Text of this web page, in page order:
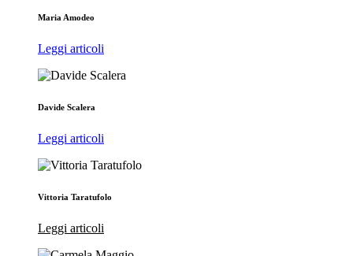
Maria Amodeo
Leggi articoli
Davide Scalera
Leggi articoli
Vittoria Taratufolo
Leggi articoli